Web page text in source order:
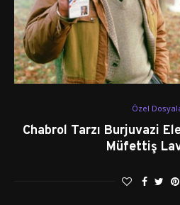
Özel
Chabrol Tarzı Burjuvazi
Müfettiş